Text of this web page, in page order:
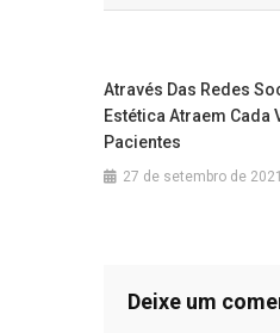
Através Das Redes
Estética Atraem Cada
Pacientes
27 de setembro de 2021
Deixe um